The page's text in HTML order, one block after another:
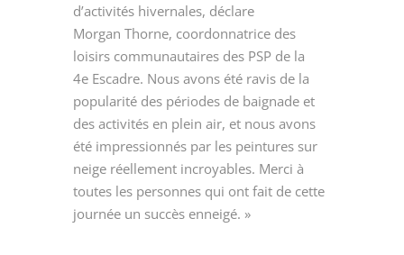
d’activités hivernales, déclare
Morgan Thorne, coordonnatrice des
loisirs communautaires des PSP de la
4eEscadre. Nous avons été ravis de la
popularité des périodes de baignade et
des activités en plein air, et nous avons
été impressionnés par les peintures sur
neige réellement incroyables. Merci à
toutes les personnes qui ont fait de cette
journée un succès enneigé. »